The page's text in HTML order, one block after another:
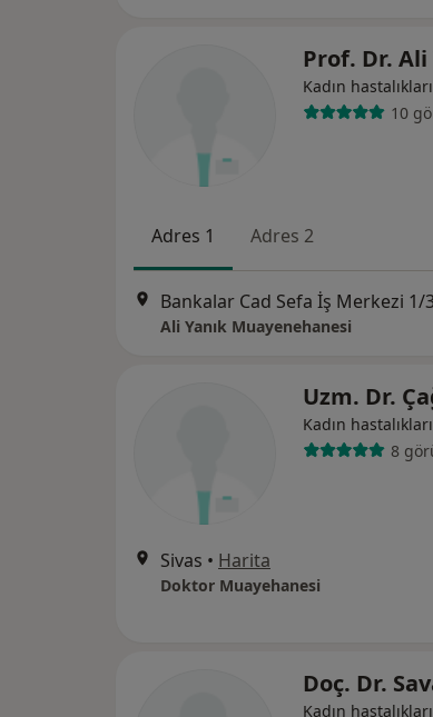
Prof. Dr. Ali
Kadın
10
Adres 1 Adres 2
Bankalar Cad Sefa İş Merkezi 1/
Ali Yanık Muayenehanesi
Uzm. Dr.
Kadın
8
Sivas • Harita
Doktor Muayehanesi
Doç. Dr.
Kadın